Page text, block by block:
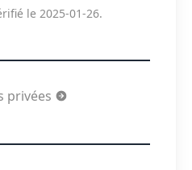
le 2025-01-26.
privées